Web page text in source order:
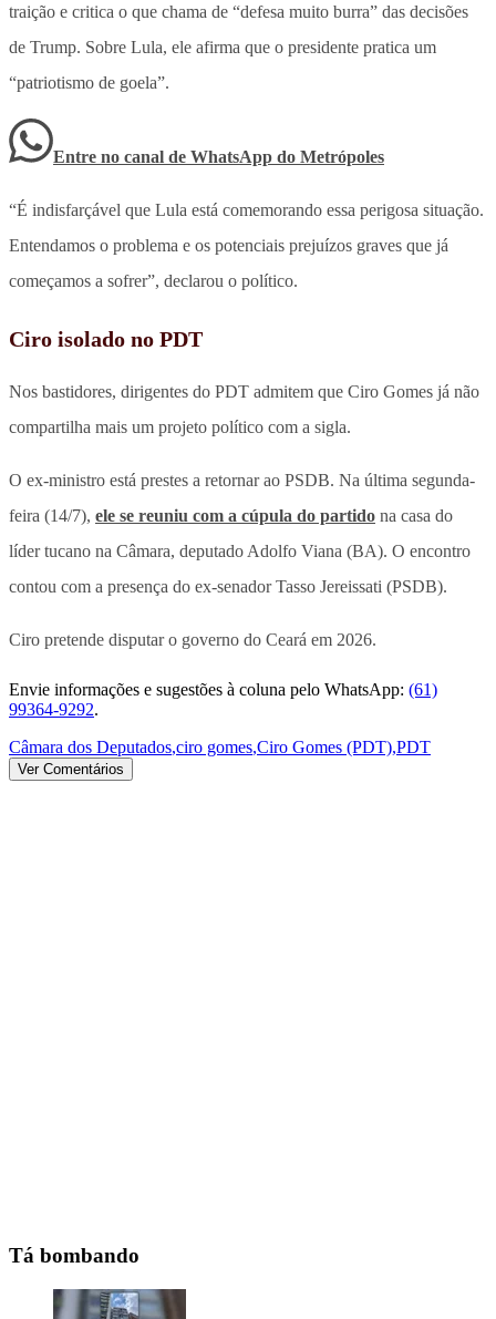
traição e critica o que chama de “defesa muito burra” das decisões
de Trump. Sobre Lula, ele afirma que o presidente pratica um
“patriotismo de goela”.
Entre no canal de WhatsApp do Metrópoles
“É indisfarçável que Lula está comemorando essa perigosa situação.
Entendamos o problema e os potenciais prejuízos graves que já
começamos a sofrer”, declarou o político.
Ciro isolado no PDT
Nos bastidores, dirigentes do PDT admitem que Ciro Gomes já não
compartilha mais um projeto político com a sigla.
O ex-ministro está prestes a retornar ao PSDB. Na última segunda-
feira (14/7), ele se reuniu com a cúpula do partido na casa do
líder tucano na Câmara, deputado Adolfo Viana (BA). O encontro
contou com a presença do ex-senador Tasso Jereissati (PSDB).
Ciro pretende disputar o governo do Ceará em 2026.
Envie informações e sugestões à coluna pelo WhatsApp: (61)
99364-9292.
Câmara dos Deputados,ciro gomes,Ciro Gomes (PDT),PDT
Ver Comentários
Tá bombando